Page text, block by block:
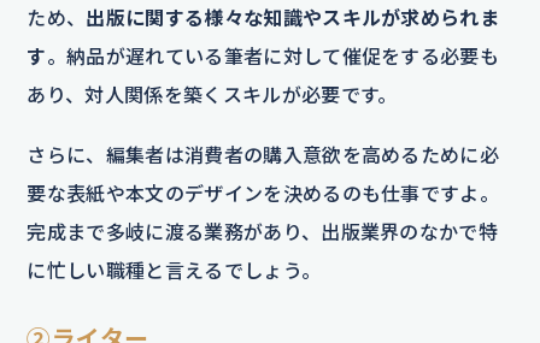
ため、 出版に関する様々な知識やスキルが求められま
す。納品が遅れている筆者に対して催促をする必要も
あり、対人関係を築くスキルが必要です。
さらに、編集者は消費者の購入意欲を高めるために必
要な表紙や本文のデザインを決めるのも仕事ですよ。
完成まで多岐に渡る業務があり、出版業界のなかで特
に忙しい職種と言えるでしょう。